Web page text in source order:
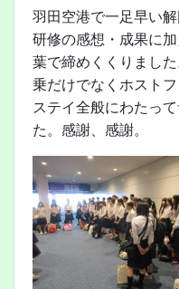
羽田空港で一足早い
研修の感想・成果に
葉で締めくくりまし
乗だけでなくホスト
ステイ全般にわたっ
た。感謝、感謝。